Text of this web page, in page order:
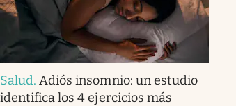
Salud.Adiós insomnio: un estudio
identifica los 4 ejercicios más